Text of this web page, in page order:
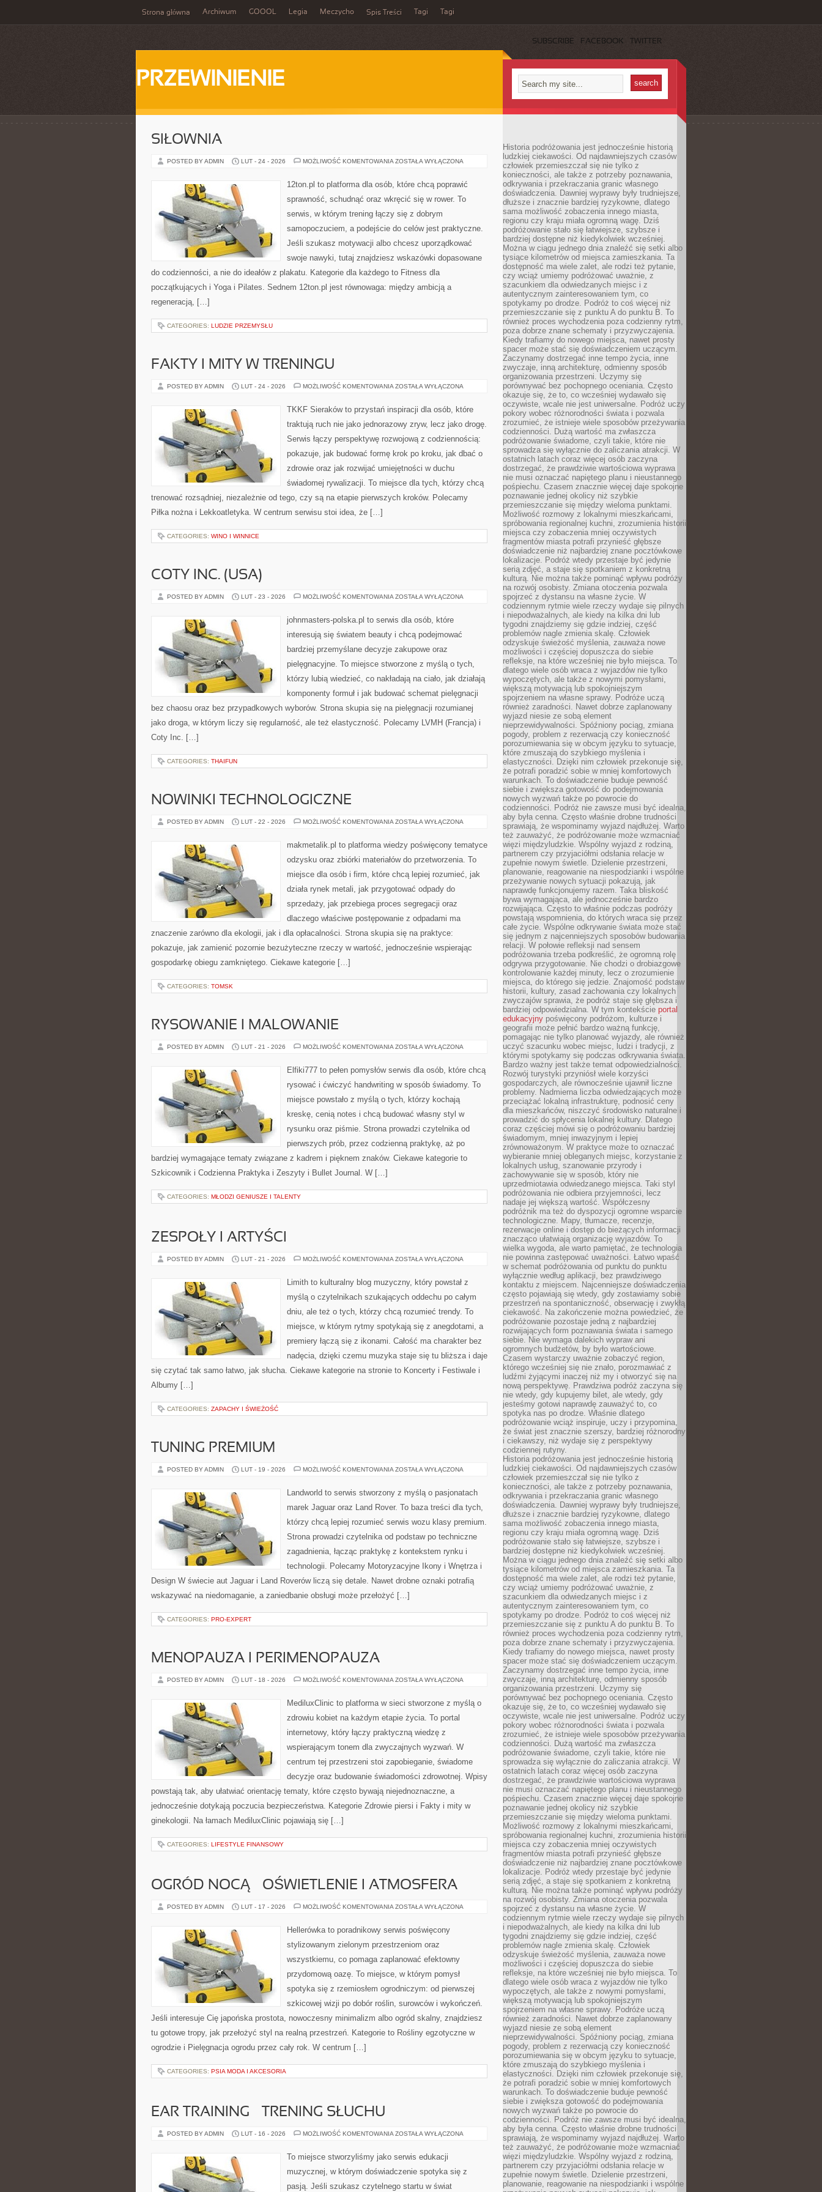
Strona główna Archiwum GOOOL Legia Meczycho Spis Treści Tagi Tagi
SUBSCRIBE FACEBOOK TWITTER
PRZEWINIENIE
SIŁOWNIA
POSTED BY ADMIN LUT - 24 - 2026 MOŻLIWOŚĆ KOMENTOWANIA SIŁOWNIA
ZOSTAŁA WYŁĄCZONA
12ton.pl to platforma dla osób, które chcą poprawić
sprawność, schudnąć oraz wkręcić się w rower. To
serwis, w którym trening łączy się z dobrym
samopoczuciem, a podejście do celów jest praktyczne.
Jeśli szukasz motywacji albo chcesz uporządkować
swoje nawyki, tutaj znajdziesz wskazówki dopasowane
do codzienności, a nie do ideałów z plakatu. Kategorie dla każdego to Fitness dla
początkujących i Yoga i Pilates. Sednem 12ton.pl jest równowaga: między ambicją a
regeneracją, […]
CATEGORIES: LUDZIE PRZEMYSŁU
FAKTY I MITY W TRENINGU
POSTED BY ADMIN LUT - 24 - 2026 MOŻLIWOŚĆ KOMENTOWANIA FAKTY
TRENINGU
ZOSTAŁA WYŁĄCZONA
TKKF Sieraków to przystań inspiracji dla osób, które
traktują ruch nie jako jednorazowy zryw, lecz jako drogę.
Serwis łączy perspektywę rozwojową z codziennością:
pokazuje, jak budować formę krok po kroku, jak dbać o
zdrowie oraz jak rozwijać umiejętności w duchu
świadomej rywalizacji. To miejsce dla tych, którzy chcą
trenować rozsądniej, niezależnie od tego, czy są na etapie pierwszych kroków. Polecamy
Piłka nożna i Lekkoatletyka. W centrum serwisu stoi idea, że […]
CATEGORIES: WINO I WINNICE
COTY INC. (USA)
POSTED BY ADMIN LUT - 23 - 2026 MOŻLIWOŚĆ KOMENTOWANIA COTY
ZOSTAŁA WYŁĄCZONA
johnmasters-polska.pl to serwis dla osób, które
interesują się światem beauty i chcą podejmować
bardziej przemyślane decyzje zakupowe oraz
pielęgnacyjne. To miejsce stworzone z myślą o tych,
którzy lubią wiedzieć, co nakładają na ciało, jak działają
komponenty formuł i jak budować schemat pielęgnacji
bez chaosu oraz bez przypadkowych wyborów. Strona skupia się na pielęgnacji rozumianej
jako droga, w którym liczy się regularność, ale też elastyczność. Polecamy LVMH (Francja) i
Coty Inc. […]
CATEGORIES: THAIFUN
NOWINKI TECHNOLOGICZNE
POSTED BY ADMIN LUT - 22 - 2026 MOŻLIWOŚĆ KOMENTOWANIA NOWINKI
ZOSTAŁA WYŁĄCZONA
makmetalik.pl to platforma wiedzy poświęcony tematyce
odzysku oraz zbiórki materiałów do przetworzenia. To
miejsce dla osób i firm, które chcą lepiej rozumieć, jak
działa rynek metali, jak przygotować odpady do
sprzedaży, jak przebiega proces segregacji oraz
dlaczego właściwe postępowanie z odpadami ma
znaczenie zarówno dla ekologii, jak i dla opłacalności. Strona skupia się na praktyce:
pokazuje, jak zamienić pozornie bezużyteczne rzeczy w wartość, jednocześnie wspierając
gospodarkę obiegu zamkniętego. Ciekawe kategorie […]
CATEGORIES: TOMSK
RYSOWANIE I MALOWANIE
POSTED BY ADMIN LUT - 21 - 2026 MOŻLIWOŚĆ KOMENTOWANIA RYSOWANIE
ZOSTAŁA WYŁĄCZONA
Elfiki777 to pełen pomysłów serwis dla osób, które chcą
rysować i ćwiczyć handwriting w sposób świadomy. To
miejsce powstało z myślą o tych, którzy kochają
kreskę, cenią notes i chcą budować własny styl w
rysunku oraz piśmie. Strona prowadzi czytelnika od
pierwszych prób, przez codzienną praktykę, aż po
bardziej wymagające tematy związane z kadrem i pięknem znaków. Ciekawe kategorie to
Szkicownik i Codzienna Praktyka i Zeszyty i Bullet Journal. W […]
CATEGORIES: MŁODZI GENIUSZE I TALENTY
ZESPOŁY I ARTYŚCI
POSTED BY ADMIN LUT - 21 - 2026 MOŻLIWOŚĆ KOMENTOWANIA ZESPOŁY
ZOSTAŁA WYŁĄCZONA
Limith to kulturalny blog muzyczny, który powstał z
myślą o czytelnikach szukających oddechu po całym
dniu, ale też o tych, którzy chcą rozumieć trendy. To
miejsce, w którym rytmy spotykają się z anegdotami, a
premiery łączą się z ikonami. Całość ma charakter bez
nadęcia, dzięki czemu muzyka staje się tu bliższa i daje
się czytać tak samo łatwo, jak słucha. Ciekawe kategorie na stronie to Koncerty i Festiwale i
Albumy […]
CATEGORIES: ZAPACHY I ŚWIEŻOŚĆ
TUNING PREMIUM
POSTED BY ADMIN LUT - 19 - 2026 MOŻLIWOŚĆ KOMENTOWANIA TUNING
ZOSTAŁA WYŁĄCZONA
Landworld to serwis stworzony z myślą o pasjonatach
marek Jaguar oraz Land Rover. To baza treści dla tych,
którzy chcą lepiej rozumieć serwis wozu klasy premium.
Strona prowadzi czytelnika od podstaw po techniczne
zagadnienia, łącząc praktykę z kontekstem rynku i
technologii. Polecamy Motoryzacyjne Ikony i Wnętrza i
Design W świecie aut Jaguar i Land Roverów liczą się detale. Nawet drobne oznaki potrafią
wskazywać na niedomaganie, a zaniedbanie obsługi może przełożyć […]
CATEGORIES: PRO-EXPERT
MENOPAUZA I PERIMENOPAUZA
POSTED BY ADMIN LUT - 18 - 2026 MOŻLIWOŚĆ KOMENTOWANIA MENOPAUZA
ZOSTAŁA WYŁĄCZONA
MediluxClinic to platforma w sieci stworzone z myślą o
zdrowiu kobiet na każdym etapie życia. To portal
internetowy, który łączy praktyczną wiedzę z
wspierającym tonem dla zwyczajnych wyzwań. W
centrum tej przestrzeni stoi zapobieganie, świadome
decyzje oraz budowanie świadomości zdrowotnej. Wpisy
powstają tak, aby ułatwiać orientację tematy, które często bywają niejednoznaczne, a
jednocześnie dotykają poczucia bezpieczeństwa. Kategorie Zdrowie piersi i Fakty i mity w
ginekologii. Na łamach MediluxClinic pojawiają się […]
CATEGORIES: LIFESTYLE FINANSOWY
OGRÓD NOCĄ – OŚWIETLENIE I ATMOSFERA
POSTED BY ADMIN LUT - 17 - 2026 MOŻLIWOŚĆ KOMENTOWANIA OGRÓD
OŚWIETLENIE
I
ZOSTAŁA WYŁĄCZONA
Hellerówka to poradnikowy serwis poświęcony
stylizowanym zielonym przestrzeniom oraz
wszystkiemu, co pomaga zaplanować efektowny
przydomową oazę. To miejsce, w którym pomysł
spotyka się z rzemiosłem ogrodniczym: od pierwszej
szkicowej wizji po dobór roślin, surowców i wykończeń.
Jeśli interesuje Cię japońska prostota, nowoczesny minimalizm albo ogród skalny, znajdziesz
tu gotowe tropy, jak przełożyć styl na realną przestrzeń. Kategorie to Rośliny egzotyczne w
ogrodzie i Pielęgnacja ogrodu przez cały rok. W centrum […]
CATEGORIES: PSIA MODA I AKCESORIA
EAR TRAINING – TRENING SŁUCHU
POSTED BY ADMIN LUT - 16 - 2026 MOŻLIWOŚĆ KOMENTOWANIA EAR
TRENING
SŁUCHU
ZOSTAŁA WYŁĄCZONA
To miejsce stworzyliśmy jako serwis edukacji
muzycznej, w którym doświadczenie spotyka się z
pasją. Jeśli szukasz czytelnego startu w świat
Historia podróżowania jest jednocześnie historią
ludzkiej ciekawości. Od najdawniejszych czasów
człowiek przemieszczał się nie tylko z
konieczności, ale także z potrzeby poznawania,
odkrywania i przekraczania granic własnego
doświadczenia. Dawniej wyprawy były trudniejsze,
dłuższe i znacznie bardziej ryzykowne, dlatego
sama możliwość zobaczenia innego miasta,
regionu czy kraju miała ogromną wagę. Dziś
podróżowanie stało się łatwiejsze, szybsze i
bardziej dostępne niż kiedykolwiek wcześniej.
Można w ciągu jednego dnia znaleźć się setki albo
tysiące kilometrów od miejsca zamieszkania. Ta
dostępność ma wiele zalet, ale rodzi też pytanie,
czy wciąż umiemy podróżować uważnie, z
szacunkiem dla odwiedzanych miejsc i z
autentycznym zainteresowaniem tym, co
spotykamy po drodze. Podróż to coś więcej niż
przemieszczanie się z punktu A do punktu B. To
również proces wychodzenia poza codzienny rytm,
poza dobrze znane schematy i przyzwyczajenia.
Kiedy trafiamy do nowego miejsca, nawet prosty
spacer może stać się doświadczeniem uczącym.
Zaczynamy dostrzegać inne tempo życia, inne
zwyczaje, inną architekturę, odmienny sposób
organizowania przestrzeni. Uczymy się
porównywać bez pochopnego oceniania. Często
okazuje się, że to, co wcześniej wydawało się
oczywiste, wcale nie jest uniwersalne. Podróż uczy
pokory wobec różnorodności świata i pozwala
zrozumieć, że istnieje wiele sposobów przeżywania
codzienności. Dużą wartość ma zwłaszcza
podróżowanie świadome, czyli takie, które nie
sprowadza się wyłącznie do zaliczania atrakcji. W
ostatnich latach coraz więcej osób zaczyna
dostrzegać, że prawdziwie wartościowa wyprawa
nie musi oznaczać napiętego planu i nieustannego
pośpiechu. Czasem znacznie więcej daje spokojne
poznawanie jednej okolicy niż szybkie
przemieszczanie się między wieloma punktami.
Możliwość rozmowy z lokalnymi mieszkańcami,
spróbowania regionalnej kuchni, zrozumienia historii
miejsca czy zobaczenia mniej oczywistych
fragmentów miasta potrafi przynieść głębsze
doświadczenie niż najbardziej znane pocztówkowe
lokalizacje. Podróż wtedy przestaje być jedynie
serią zdjęć, a staje się spotkaniem z konkretną
kulturą. Nie można także pominąć wpływu podróży
na rozwój osobisty. Zmiana otoczenia pozwala
spojrzeć z dystansu na własne życie. W
codziennym rytmie wiele rzeczy wydaje się pilnych
i niepodważalnych, ale kiedy na kilka dni lub
tygodni znajdziemy się gdzie indziej, część
problemów nagle zmienia skalę. Człowiek
odzyskuje świeżość myślenia, zauważa nowe
możliwości i częściej dopuszcza do siebie
refleksje, na które wcześniej nie było miejsca. To
dlatego wiele osób wraca z wyjazdów nie tylko
wypoczętych, ale także z nowymi pomysłami,
większą motywacją lub spokojniejszym
spojrzeniem na własne sprawy. Podróże uczą
również zaradności. Nawet dobrze zaplanowany
wyjazd niesie ze sobą element
nieprzewidywalności. Spóźniony pociąg, zmiana
pogody, problem z rezerwacją czy konieczność
porozumiewania się w obcym języku to sytuacje,
które zmuszają do szybkiego myślenia i
elastyczności. Dzięki nim człowiek przekonuje się,
że potrafi poradzić sobie w mniej komfortowych
warunkach. To doświadczenie buduje pewność
siebie i zwiększa gotowość do podejmowania
nowych wyzwań także po powrocie do
codzienności. Podróż nie zawsze musi być idealna,
aby była cenna. Często właśnie drobne trudności
sprawiają, że wspominamy wyjazd najdłużej. Warto
też zauważyć, że podróżowanie może wzmacniać
więzi międzyludzkie. Wspólny wyjazd z rodziną,
partnerem czy przyjaciółmi odsłania relacje w
zupełnie nowym świetle. Dzielenie przestrzeni,
planowanie, reagowanie na niespodzianki i wspólne
przeżywanie nowych sytuacji pokazują, jak
naprawdę funkcjonujemy razem. Taka bliskość
bywa wymagająca, ale jednocześnie bardzo
rozwijająca. Często to właśnie podczas podróży
powstają wspomnienia, do których wraca się przez
całe życie. Wspólne odkrywanie świata może stać
się jednym z najcenniejszych sposobów budowania
relacji. W połowie refleksji nad sensem
podróżowania trzeba podkreślić, że ogromną rolę
odgrywa przygotowanie. Nie chodzi o drobiazgowe
kontrolowanie każdej minuty, lecz o zrozumienie
miejsca, do którego się jedzie. Znajomość podstaw
historii, kultury, zasad zachowania czy lokalnych
zwyczajów sprawia, że podróż staje się głębsza i
bardziej odpowiedzialna. W tym kontekście portal
edukacyjny poświęcony podróżom, kulturze i
geografii może pełnić bardzo ważną funkcję,
pomagając nie tylko planować wyjazdy, ale również
uczyć szacunku wobec miejsc, ludzi i tradycji, z
którymi spotykamy się podczas odkrywania świata.
Bardzo ważny jest także temat odpowiedzialności.
Rozwój turystyki przyniósł wiele korzyści
gospodarczych, ale równocześnie ujawnił liczne
problemy. Nadmierna liczba odwiedzających może
przeciążać lokalną infrastrukturę, podnosić ceny
dla mieszkańców, niszczyć środowisko naturalne i
prowadzić do spłycenia lokalnej kultury. Dlatego
coraz częściej mówi się o podróżowaniu bardziej
świadomym, mniej inwazyjnym i lepiej
zrównoważonym. W praktyce może to oznaczać
wybieranie mniej obleganych miejsc, korzystanie z
lokalnych usług, szanowanie przyrody i
zachowywanie się w sposób, który nie
uprzedmiotawia odwiedzanego miejsca. Taki styl
podróżowania nie odbiera przyjemności, lecz
nadaje jej większą wartość. Współczesny
podróżnik ma też do dyspozycji ogromne wsparcie
technologiczne. Mapy, tłumacze, recenzje,
rezerwacje online i dostęp do bieżących informacji
znacząco ułatwiają organizację wyjazdów. To
wielka wygoda, ale warto pamiętać, że technologia
nie powinna zastępować uważności. Łatwo wpaść
w schemat podróżowania od punktu do punktu
wyłącznie według aplikacji, bez prawdziwego
kontaktu z miejscem. Najcenniejsze doświadczenia
często pojawiają się wtedy, gdy zostawiamy sobie
przestrzeń na spontaniczność, obserwację i zwykłą
ciekawość. Na zakończenie można powiedzieć, że
podróżowanie pozostaje jedną z najbardziej
rozwijających form poznawania świata i samego
siebie. Nie wymaga dalekich wypraw ani
ogromnych budżetów, by było wartościowe.
Czasem wystarczy uważnie zobaczyć region,
którego wcześniej się nie znało, porozmawiać z
ludźmi żyjącymi inaczej niż my i otworzyć się na
nową perspektywę. Prawdziwa podróż zaczyna się
nie wtedy, gdy kupujemy bilet, ale wtedy, gdy
jesteśmy gotowi naprawdę zauważyć to, co
spotyka nas po drodze. Właśnie dlatego
podróżowanie wciąż inspiruje, uczy i przypomina,
że świat jest znacznie szerszy, bardziej różnorodny
i ciekawszy, niż wydaje się z perspektywy
codziennej rutyny.
Historia podróżowania jest jednocześnie historią
ludzkiej ciekawości. Od najdawniejszych czasów
człowiek przemieszczał się nie tylko z
konieczności, ale także z potrzeby poznawania,
odkrywania i przekraczania granic własnego
doświadczenia. Dawniej wyprawy były trudniejsze,
dłuższe i znacznie bardziej ryzykowne, dlatego
sama możliwość zobaczenia innego miasta,
regionu czy kraju miała ogromną wagę. Dziś
podróżowanie stało się łatwiejsze, szybsze i
bardziej dostępne niż kiedykolwiek wcześniej.
Można w ciągu jednego dnia znaleźć się setki albo
tysiące kilometrów od miejsca zamieszkania. Ta
dostępność ma wiele zalet, ale rodzi też pytanie,
czy wciąż umiemy podróżować uważnie, z
szacunkiem dla odwiedzanych miejsc i z
autentycznym zainteresowaniem tym, co
spotykamy po drodze. Podróż to coś więcej niż
przemieszczanie się z punktu A do punktu B. To
również proces wychodzenia poza codzienny rytm,
poza dobrze znane schematy i przyzwyczajenia.
Kiedy trafiamy do nowego miejsca, nawet prosty
spacer może stać się doświadczeniem uczącym.
Zaczynamy dostrzegać inne tempo życia, inne
zwyczaje, inną architekturę, odmienny sposób
organizowania przestrzeni. Uczymy się
porównywać bez pochopnego oceniania. Często
okazuje się, że to, co wcześniej wydawało się
oczywiste, wcale nie jest uniwersalne. Podróż uczy
pokory wobec różnorodności świata i pozwala
zrozumieć, że istnieje wiele sposobów przeżywania
codzienności. Dużą wartość ma zwłaszcza
podróżowanie świadome, czyli takie, które nie
sprowadza się wyłącznie do zaliczania atrakcji. W
ostatnich latach coraz więcej osób zaczyna
dostrzegać, że prawdziwie wartościowa wyprawa
nie musi oznaczać napiętego planu i nieustannego
pośpiechu. Czasem znacznie więcej daje spokojne
poznawanie jednej okolicy niż szybkie
przemieszczanie się między wieloma punktami.
Możliwość rozmowy z lokalnymi mieszkańcami,
spróbowania regionalnej kuchni, zrozumienia historii
miejsca czy zobaczenia mniej oczywistych
fragmentów miasta potrafi przynieść głębsze
doświadczenie niż najbardziej znane pocztówkowe
lokalizacje. Podróż wtedy przestaje być jedynie
serią zdjęć, a staje się spotkaniem z konkretną
kulturą. Nie można także pominąć wpływu podróży
na rozwój osobisty. Zmiana otoczenia pozwala
spojrzeć z dystansu na własne życie. W
codziennym rytmie wiele rzeczy wydaje się pilnych
i niepodważalnych, ale kiedy na kilka dni lub
tygodni znajdziemy się gdzie indziej, część
problemów nagle zmienia skalę. Człowiek
odzyskuje świeżość myślenia, zauważa nowe
możliwości i częściej dopuszcza do siebie
refleksje, na które wcześniej nie było miejsca. To
dlatego wiele osób wraca z wyjazdów nie tylko
wypoczętych, ale także z nowymi pomysłami,
większą motywacją lub spokojniejszym
spojrzeniem na własne sprawy. Podróże uczą
również zaradności. Nawet dobrze zaplanowany
wyjazd niesie ze sobą element
nieprzewidywalności. Spóźniony pociąg, zmiana
pogody, problem z rezerwacją czy konieczność
porozumiewania się w obcym języku to sytuacje,
które zmuszają do szybkiego myślenia i
elastyczności. Dzięki nim człowiek przekonuje się,
że potrafi poradzić sobie w mniej komfortowych
warunkach. To doświadczenie buduje pewność
siebie i zwiększa gotowość do podejmowania
nowych wyzwań także po powrocie do
codzienności. Podróż nie zawsze musi być idealna,
aby była cenna. Często właśnie drobne trudności
sprawiają, że wspominamy wyjazd najdłużej. Warto
też zauważyć, że podróżowanie może wzmacniać
więzi międzyludzkie. Wspólny wyjazd z rodziną,
partnerem czy przyjaciółmi odsłania relacje w
zupełnie nowym świetle. Dzielenie przestrzeni,
planowanie, reagowanie na niespodzianki i wspólne